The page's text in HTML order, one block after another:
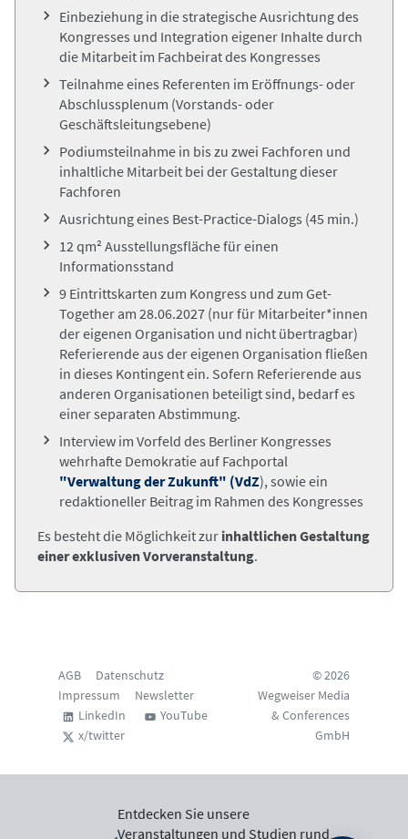
Einbeziehung in die strategische Ausrichtung des
Kongresses und Integration eigener Inhalte durch
die Mitarbeit im Fachbeirat des Kongresses
Teilnahme eines Referenten im Eröffnungs- oder
Abschlussplenum (Vorstands- oder
Geschäftsleitungsebene)
Podiumsteilnahme in bis zu zwei Fachforen und
inhaltliche Mitarbeit bei der Gestaltung dieser
Fachforen
Ausrichtung eines Best-Practice-Dialogs (45 min.)
12 qm² Ausstellungsfläche für einen
Informationsstand
9 Eintrittskarten zum Kongress und zum Get-
Together am 28.06.2027 (nur für Mitarbeiter*innen
der eigenen Organisation und nicht übertragbar)
Referierende aus der eigenen Organisation fließen
in dieses Kontingent ein. Sofern Referierende aus
anderen Organisationen beteiligt sind, bedarf es
einer separaten Abstimmung.
Interview im Vorfeld des Berliner Kongresses
wehrhafte Demokratie auf Fachportal
"Verwaltung der Zukunft" (VdZ),sowie ein
redaktioneller Beitrag im Rahmen des Kongresses
Es besteht die Möglichkeit zur inhaltlichen Gestaltung
einer exklusiven Vorveranstaltung.
AGB
Datenschutz
Impressum
Newsletter
LinkedIn
YouTube
x/twitter
© 2026
Wegweiser Media
& Conferences
GmbH
Entdecken Sie unsere
Veranstaltungen und Studien rund